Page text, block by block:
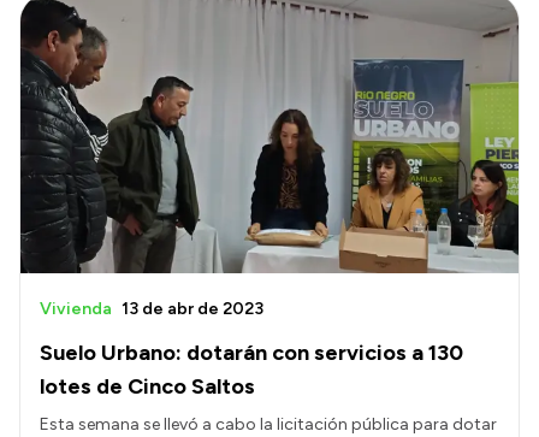
Suelo Urbano: dotarán con servicios a 130
lotes de Cinco Saltos
Vivienda 13 de abr de 2023
Esta semana se llevó a cabo la licitación pública para dotar